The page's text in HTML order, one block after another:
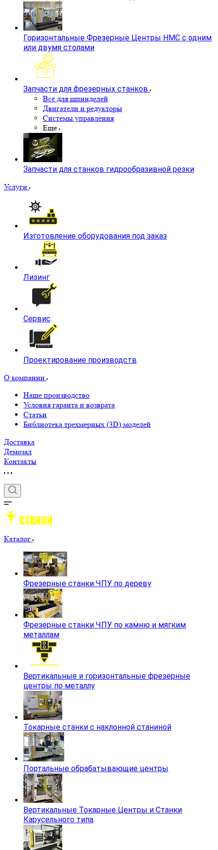
Горизонтальные Фрезерные Центры HMC с одним
или двумя столами
Запчасти для фрезерных станков
Всё для шпинделей
Двигатели и редукторы
Системы управления
Еще
Запчасти для станков гидрообразивной резки
Услуги
Изготовление оборудования под заказ
Лизинг
Сервис
Проектирование производств
О компании
Наше производство
Условия гаранта и возврата
Статьи
Библиотека трехмерных (3D) моделей
Доставка
Демозал
Контакты
Каталог
Фрезерные станки ЧПУ по дереву
Фрезерные станки ЧПУ по камню и мягким
металлам
Вертикальные и горизонтальные фрезерные
центры по металлу
Токарные станки с наклонной станиной
Портальные обрабатывающие центры
Вертикальные Токарные Центры и Станки
Карусельного типа